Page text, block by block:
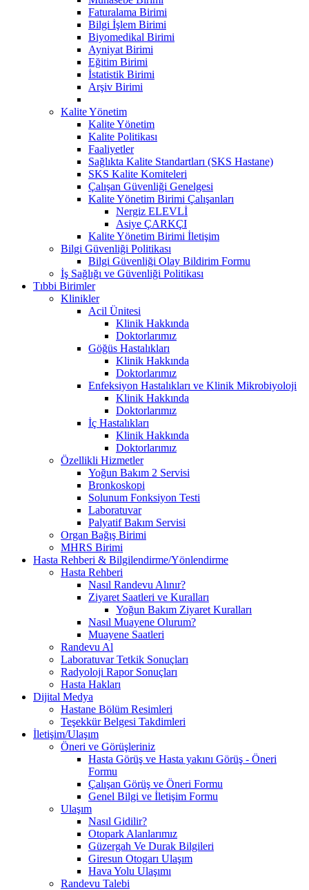
Faturalama Birimi
Bilgi İşlem Birimi
Biyomedikal Birimi
Ayniyat Birimi
Eğitim Birimi
İstatistik Birimi
Arşiv Birimi
Kalite Yönetim
Kalite Yönetim
Kalite Politikası
Faaliyetler
Sağlıkta Kalite Standartları (SKS Hastane)
SKS Kalite Komiteleri
Çalışan Güvenliği Genelgesi
Kalite Yönetim Birimi Çalışanları
Nergiz ELEVLİ
Asiye ÇARKÇI
Kalite Yönetim Birimi İletişim
Bilgi Güvenliği Politikası
Bilgi Güvenliği Olay Bildirim Formu
İş Sağlığı ve Güvenliği Politikası
Tıbbi Birimler
Klinikler
Acil Ünitesi
Klinik Hakkında
Doktorlarımız
Göğüs Hastalıkları
Klinik Hakkında
Doktorlarımız
Enfeksiyon Hastalıkları ve Klinik Mikrobiyoloji
Klinik Hakkında
Doktorlarımız
İç Hastalıkları
Klinik Hakkında
Doktorlarımız
Özellikli Hizmetler
Yoğun Bakım 2 Servisi
Bronkoskopi
Solunum Fonksiyon Testi
Laboratuvar
Palyatif Bakım Servisi
Organ Bağış Birimi
MHRS Birimi
Hasta Rehberi & Bilgilendirme/Yönlendirme
Hasta Rehberi
Nasıl Randevu Alınır?
Ziyaret Saatleri ve Kuralları
Yoğun Bakım Ziyaret Kuralları
Nasıl Muayene Olurum?
Muayene Saatleri
Randevu Al
Laboratuvar Tetkik Sonuçları
Radyoloji Rapor Sonuçları
Hasta Hakları
Dijital Medya
Hastane Bölüm Resimleri
Teşekkür Belgesi Takdimleri
İletişim/Ulaşım
Öneri ve Görüşleriniz
Hasta Görüş ve Hasta yakını Görüş - Öneri
Formu
Çalışan Görüş ve Öneri Formu
Genel Bilgi ve İletişim Formu
Ulaşım
Nasıl Gidilir?
Otopark Alanlarımız
Güzergah Ve Durak Bilgileri
Giresun Otogarı Ulaşım
Hava Yolu Ulaşımı
Randevu Talebi